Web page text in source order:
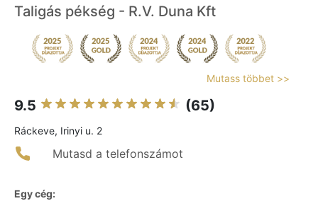
Taligás pékség - R.V. Duna Kft
Mutass többet >>
9.5 (65)
Ráckeve, Irinyi u. 2
Mutasd a telefonszámot
Egy cég: